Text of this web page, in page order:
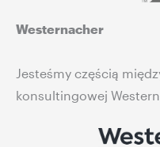
Westernacher
Jesteśmy częścią
konsultingowej